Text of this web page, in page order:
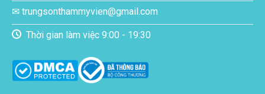
✉ trungsonthammyvien@gmail.com
Thời gian làm việc 9:00 - 19:30